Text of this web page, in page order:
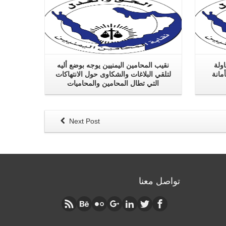
نقيب المحامين اليمنيين يوجه بوضع أليه
لتلقي البلاغات والشكاوى حول الانتهاكات
التي تطال المحامين والمحاميات
Next Post
تواصل معنا